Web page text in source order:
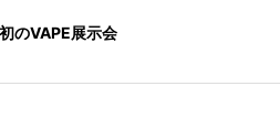
のVAPE展示会